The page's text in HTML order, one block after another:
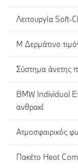
Λειτουργία Soft-
Μ Δερμάτινο
Σύστημα άνετης
BMW Individual
ανθρακί
Ατμοσφαιρικός
Πακέτο Heat